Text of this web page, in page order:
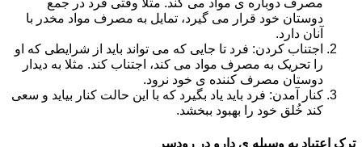
مصرف دوباره ی مواد می کند. مثلاً وقتی فرد در جمع
دوستان خود قرار می گیرد، تمایل به مصرف مواد مخدر با
آنان دارد.
اجتناب کردن: فرد تا جایی که می تواند باید از شرایطی که او
را تحریک به مصرف مواد می کند، اجتناب کند. مثلا به دیدار
دوستان مصرف کننده ی خود نرود.
کنار آمدن: فرد باید یاد بگیرد که با این حالت کنار بیاید و سعی
کند خُلق خود را بهبود ببخشد.
ترک اعتیاد به وسیله ی دارو در رودسر